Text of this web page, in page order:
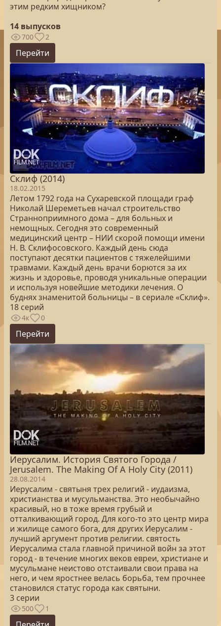
этим редким хищником?
14 выпусков
700 2
Перейти
Склиф (2014)
18.02.2015
Летом 1792 года на Сухаревской площади граф
Николай Шереметьев начал строительство
Странноприимного дома – для больных и
немощных. Сегодня это современный
медицинский центр – НИИ скорой помощи имени
Н. В. Склифосовского. Каждый день сюда
поступают десятки пациентов с тяжелейшими
травмами. Каждый день врачи борются за их
жизнь и здоровье, проводя уникальные операции
и используя новейшие методики лечения. О
буднях знаменитой больницы – в сериале «Склиф».
18 серий
4к 0
Перейти
Иерусалим. История Святого Города /
Jerusalem. The Making Of A Holy City (2011)
28.08.2014
Иерусалим - святыня трех религий - иудаизма,
христианства и мусульманства. Это необычайно
красивый, но в тоже время грубый и
отталкивающий город. Для кого-то это центр мира
и жилище самого бога, для других Иерусалим -
лучший аргумент против религии. святость
Иерусалима стала главной причиной войн за этот
город - в течение многих веков евреи, христиане и
мусульмане неистово отстаивали свои права на
него, и чем яростнее велась борьба, тем прочнее
становился статус города как святыни.
3 серии
500 1